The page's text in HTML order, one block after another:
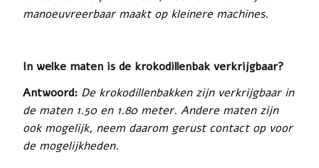
manoeuvreerbaar maakt op kleinere machines.
In welke maten is de krokodillenbak verkrijgbaar?
Antwoord: De krokodillenbakken zijn verkrijgbaar in
de maten 1.50 en 1.80 meter. Andere maten zijn
ook mogelijk, neem daarom gerust contact op voor
de mogelijkheden.